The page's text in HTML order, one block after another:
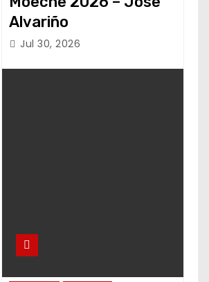
Alvariño
Jul 30, 2026